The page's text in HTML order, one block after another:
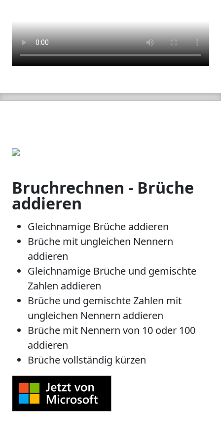
Bruchrechnen - Brüche
addieren
Gleichnamige Brüche addieren
Brüche mit ungleichen Nennern
addieren
Gleichnamige Brüche und gemischte
Zahlen addieren
Brüche und gemischte Zahlen mit
ungleichen Nennern addieren
Brüche mit Nennern von 10 oder 100
addieren
Brüche vollständig kürzen